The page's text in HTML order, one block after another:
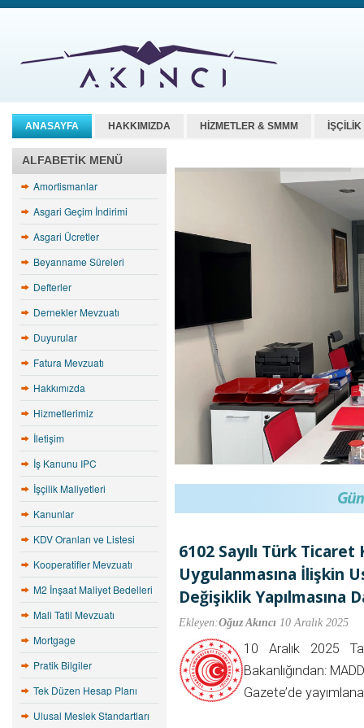
ANASAYFA HAKKIMIZDA HİZMETLER & SMMM
ALFABETIK MENÜ
Amortismanlar
Asgari Geçim İndirimi
Asgari Ücretler
Beyanname Süreleri
Defterler
Dernekler Mevzuatı
Duyurular
Fatura Mevzuatı
Hakkımızda
Hizmetlerimiz
İletişim
İş Kanunu IPC
İşçilik Maliyetleri
Kanunlar
KDV Oranları ve Listesi
Kooperatifler Mevzuatı
M2 İnşaat Maliyet Bedelleri
Mali Tatil Mevzuatı
Mortgage
Pratik Bilgiler
Tek Düzen Hesap Planı
Ulusal Meslek Standartları
6102 Sayılı Türk
Uygulanmasına İlişkin
Değişiklik Yapılmasına
Ekleyen:Oğuz Akıncı 10 Aralık 2025
10 Aralık 2025
Bakanlığından:
Gazete’de